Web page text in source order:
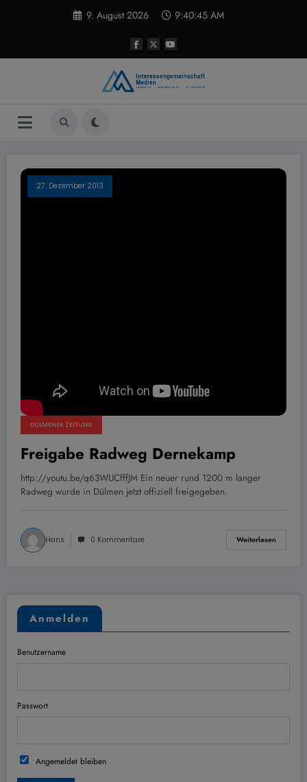
9. August 2026 9:40:45 AM
27. Dezember 2013
DÜLMENER ZEITUNG
Freigabe Radweg Dernekamp
http://youtu.be/q63WUCfffJM Ein neuer rund 1200 m langer
Radweg wurde in Dülmen jetzt offiziell freigegeben.
Hans 0 Kommentare Weiterlesen
Anmelden
Benutzername
Passwort
Angemeldet bleiben